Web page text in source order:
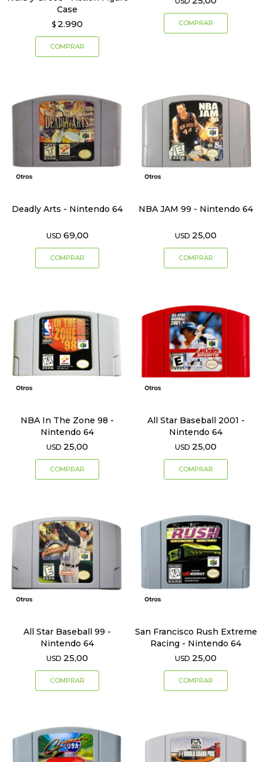
Case
$ 2.990
Deadly Arts - Nintendo 64
USD 69,00
NBA JAM 99 - Nintendo 64
USD 25,00
NBA In The Zone 98 -
Nintendo 64
USD 25,00
All Star Baseball 2001 -
Nintendo 64
USD 25,00
All Star Baseball 99 -
Nintendo 64
USD 25,00
San Francisco Rush Extreme
Racing - Nintendo 64
USD 25,00